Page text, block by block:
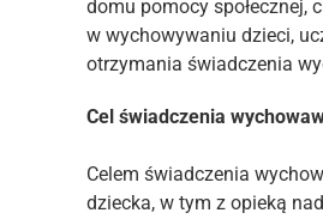
domu pomocy społecznej,
w wychowywaniu dzieci,
otrzymania świadczenia
Cel świadczenia
Celem świadczenia
dziecka, w tym z opieką